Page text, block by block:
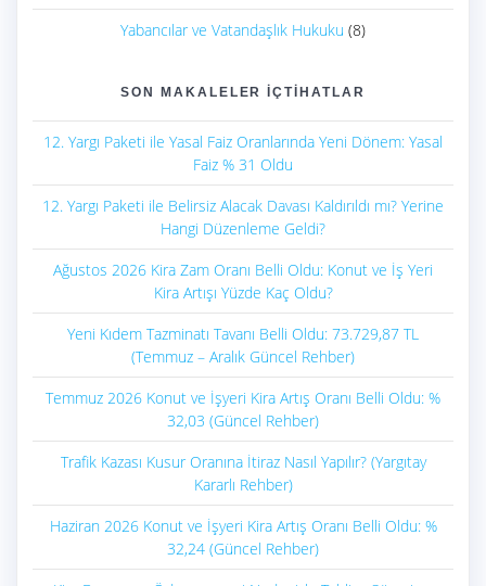
Yabancılar ve Vatandaşlık Hukuku (8)
SON MAKALELER İÇTIHATLAR
12. Yargı Paketi ile Yasal Faiz Oranlarında Yeni Dönem: Yasal
Faiz % 31 Oldu
12. Yargı Paketi ile Belirsiz Alacak Davası Kaldırıldı mı? Yerine
Hangi Düzenleme Geldi?
Ağustos 2026 Kira Zam Oranı Belli Oldu: Konut ve İş Yeri
Kira Artışı Yüzde Kaç Oldu?
Yeni Kıdem Tazminatı Tavanı Belli Oldu: 73.729,87 TL
(Temmuz – Aralık Güncel Rehber)
Temmuz 2026 Konut ve İşyeri Kira Artış Oranı Belli Oldu: %
32,03 (Güncel Rehber)
Trafik Kazası Kusur Oranına İtiraz Nasıl Yapılır? (Yargıtay
Kararlı Rehber)
Haziran 2026 Konut ve İşyeri Kira Artış Oranı Belli Oldu: %
32,24 (Güncel Rehber)